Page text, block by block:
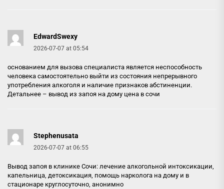
EdwardSwexy
2026-07-07 at 05:54
основанием для вызова специалиста является неспособность
человека самостоятельно выйти из состояния непрерывного
употребления алкоголя и наличие признаков абстиненции.
Детальнее – вывод из запоя на дому цена в сочи
Stephenusata
2026-07-07 at 06:55
Вывод запоя в клинике Сочи: лечение алкогольной интоксикации,
капельница, детоксикация, помощь нарколога на дому и в
стационаре круглосуточно, анонимно